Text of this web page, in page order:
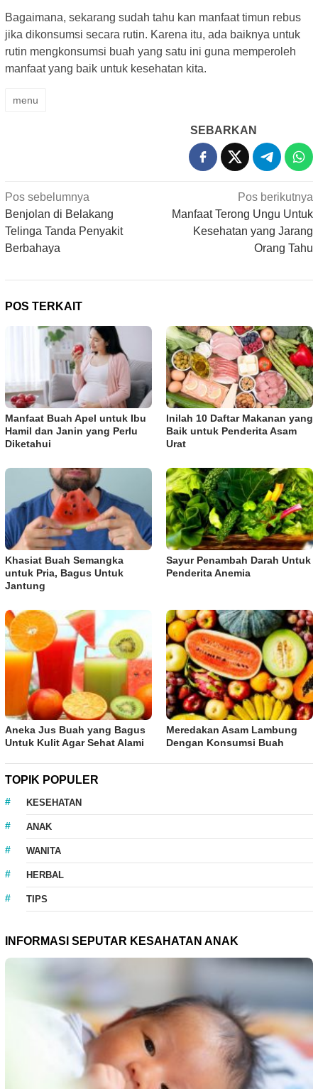
Bagaimana, sekarang sudah tahu kan manfaat timun rebus
jika dikonsumsi secara rutin. Karena itu, ada baiknya untuk
rutin mengkonsumsi buah yang satu ini guna memperoleh
manfaat yang baik untuk kesehatan kita.
menu
SEBARKAN
Navigasi
pos
Pos sebelumnya
Benjolan di Belakang
Telinga Tanda Penyakit
Berbahaya
Pos berikutnya
Manfaat Terong Ungu Untuk
Kesehatan yang Jarang
Orang Tahu
POS TERKAIT
Manfaat Buah Apel untuk Ibu
Hamil dan Janin yang Perlu
Diketahui
Inilah 10 Daftar Makanan yang
Baik untuk Penderita Asam
Urat
Khasiat Buah Semangka
untuk Pria, Bagus Untuk
Jantung
Sayur Penambah Darah Untuk
Penderita Anemia
Aneka Jus Buah yang Bagus
Untuk Kulit Agar Sehat Alami
Meredakan Asam Lambung
Dengan Konsumsi Buah
TOPIK POPULER
KESEHATAN
ANAK
WANITA
HERBAL
TIPS
INFORMASI SEPUTAR KESAHATAN ANAK